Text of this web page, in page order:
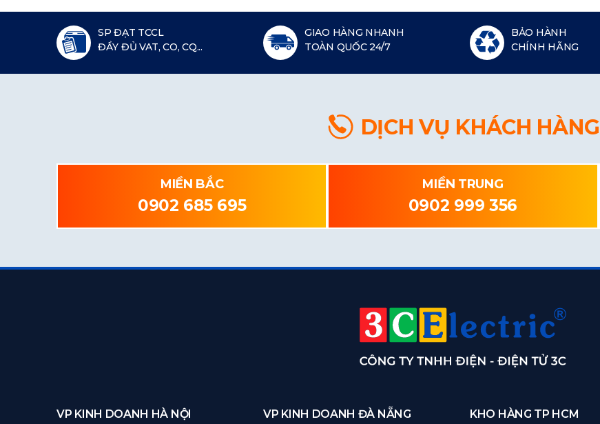
SP ĐẠT TCCL
ĐẦY ĐỦ VAT, CO, CQ...
GIAO HÀNG NHANH
TOÀN QUỐC 24/7
BẢO HÀNH
CHÍNH HÃNG
DỊCH VỤ KHÁCH HÀNG
MIỀN BẮC
0902 685 695
MIỀN TRUNG
0902 999 356
VP KINH DOANH HÀ NỘI VP KINH DOANH ĐÀ NẴNG KHO HÀNG TP HCM